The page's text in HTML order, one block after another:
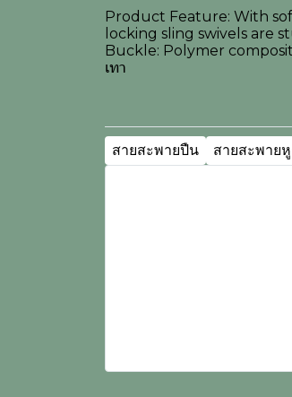
Product Feature: With
locking sling swivels are
Buckle: Polymer
เทา
สายสะพายปืน สายสะพาย